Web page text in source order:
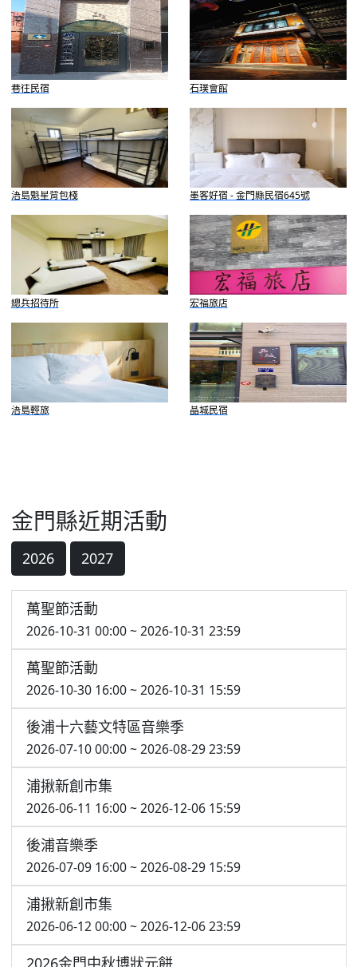
巷往民宿 石璞會館
浯島魁星背包棧 墨客好宿 - 金門縣民宿645號
總兵招待所 宏福旅店
浯島輕旅 晶城民宿
金門縣近期活動
2026 2027
萬聖節活動
2026-10-31 00:00 ~ 2026-10-31 23:59
萬聖節活動
2026-10-30 16:00 ~ 2026-10-31 15:59
後浦十六藝文特區音樂季
2026-07-10 00:00 ~ 2026-08-29 23:59
浦揪新創市集
2026-06-11 16:00 ~ 2026-12-06 15:59
後浦音樂季
2026-07-09 16:00 ~ 2026-08-29 15:59
浦揪新創市集
2026-06-12 00:00 ~ 2026-12-06 23:59
2026金門中秋博狀元餅